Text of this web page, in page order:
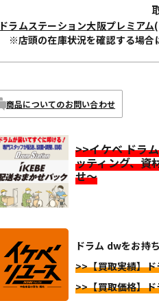
ドラムステーション大阪プレミアム
※店頭の在庫状況を確認する場合
商品についてのお問い合わせ
>>イケベ ドラ
ッティング、資
せ～
ドラム dwをお持
>>【買取実績】
>>【買取価格】